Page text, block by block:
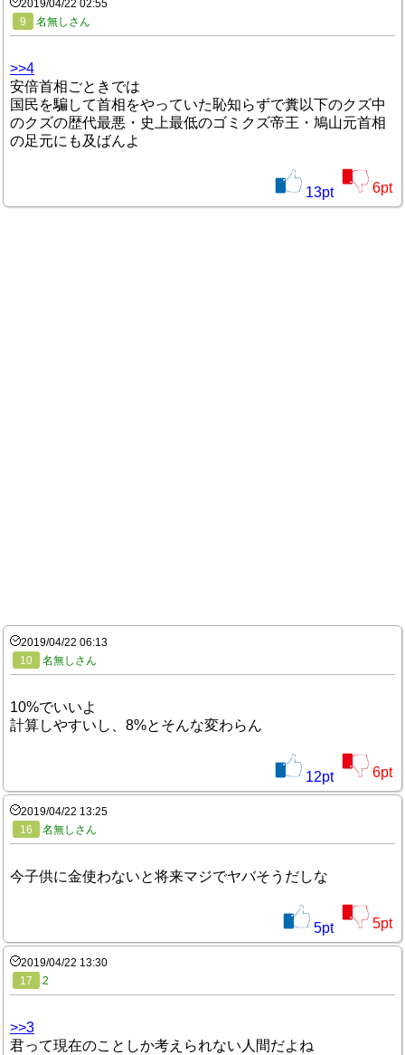
2019/04/22 02:55
9
名無しさん
>>4
安倍首相ごときでは
国民を騙して首相をやっていた恥知らずで糞以下のクズ中
のクズの歴代最悪・史上最低のゴミクズ帝王・鳩山元首相
の足元にも及ばんよ
13pt 6pt
2019/04/22 06:13
10
名無しさん
10%でいいよ
計算しやすいし、8%とそんな変わらん
12pt 6pt
2019/04/22 13:25
16
名無しさん
今子供に金使わないと将来マジでヤバそうだしな
5pt 5pt
2019/04/22 13:30
17
2
>>3
君って現在のことしか考えられない人間だよね